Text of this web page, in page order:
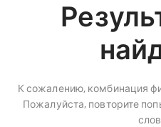
К сожалению, комбинация
Пожалуйста, повторите